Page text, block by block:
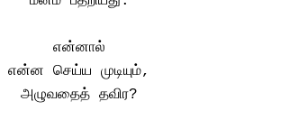
என்னால்
என்ன செய்ய முடியும்,
அழுவதைத் தவிர?